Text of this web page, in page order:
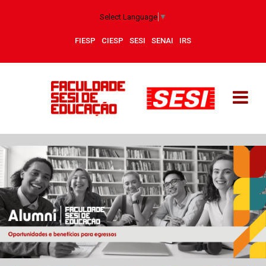
Select Language ▼
FIESP CIESP SESI SENAI IRS